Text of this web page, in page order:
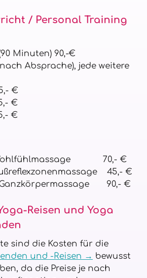
/ Personal Training
Minuten) 90,-€
Absprache), jede weitere
€
€
€
70,- €
45,- €
Ganzkörpermassage 90,- €
Reisen und Yoga
sind die Kosten für die
und -Reisen → bewusst
da die Preise je nach